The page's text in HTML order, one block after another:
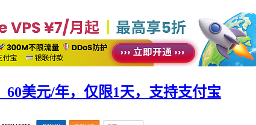
美元/年，仅限1天，支持支付宝